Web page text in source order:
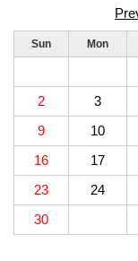
Sun Mon
2
3
9
10
16
17
23
24
30